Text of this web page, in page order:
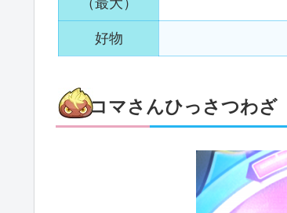
（最大）
好物
コマさんひっさつわざ